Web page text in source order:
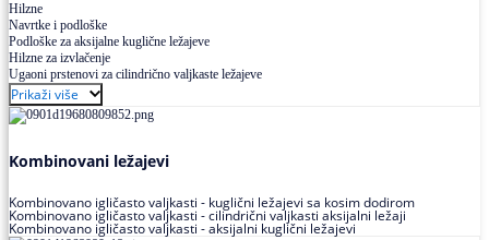
Hilzne
Navrtke i podloške
Podloške za aksijalne kuglične ležajeve
Hilzne za izvlačenje
Ugaoni prstenovi za cilindrično valjkaste ležajeve
Prikaži više
Kombinovani ležajevi
Kombinovano igličasto valjkasti - kuglični ležajevi sa kosim dodirom
Kombinovano igličasto valjkasti - cilindrični valjkasti aksijalni ležaji
Kombinovano igličasto valjkasti - aksijalni kuglični ležajevi